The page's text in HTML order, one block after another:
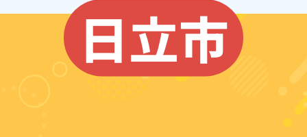
日立市